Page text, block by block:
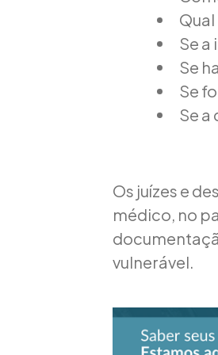
Se
Se
Se
Se
Os juízes e
médico, no
vulnerável.